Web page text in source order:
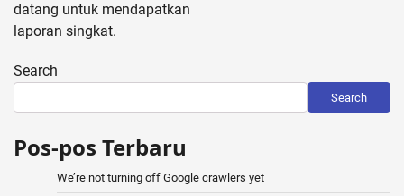
datang untuk mendapatkan
laporan singkat.
Search
Search
Pos-pos Terbaru
We’re not turning off Google crawlers yet